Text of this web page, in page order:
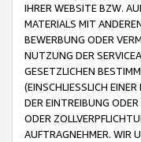
IHRER WEBSITE BZW.
MATERIALS MIT
BEWERBUNG ODER
NUTZUNG DER
GESETZLICHEN
(EINSCHLIESSLICH
DER EINTREIBUNG
ODER
AUFTRAGNEHMER. WIR